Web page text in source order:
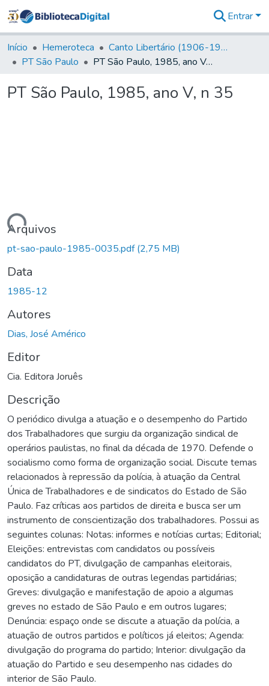
&
Coleções
Tudo na
Digital
Entrar
Início Hemeroteca
Canto Libertário (1906-1995)
PT São Paulo
PT São Paulo, 1985, ano V, n 35
PT São Paulo, 1985, ano V, n 35
Arquivos
pt-sao-paulo-1985-0035.pdf(2,75 MB)
Data
1985-12
Autores
Dias, José Américo
Editor
Cia. Editora Joruês
Descrição
O periódico divulga a atuação e o desempenho do Partido
dos Trabalhadores que surgiu da organização sindical de
operários paulistas, no final da década de 1970. Defende o
socialismo como forma de organização social. Discute temas
relacionados à repressão da polícia, à atuação da Central
Única de Trabalhadores e de sindicatos do Estado de São
Paulo. Faz críticas aos partidos de direita e busca ser um
instrumento de conscientização dos trabalhadores. Possui as
seguintes colunas: Notas: informes e notícias curtas; Editorial;
Eleições: entrevistas com candidatos ou possíveis
candidatos do PT, divulgação de campanhas eleitorais,
oposição a candidaturas de outras legendas partidárias;
Greves: divulgação e manifestação de apoio a algumas
greves no estado de São Paulo e em outros lugares;
Denúncia: espaço onde se discute a atuação da polícia, a
atuação de outros partidos e políticos já eleitos; Agenda:
divulgação do programa do partido; Interior: divulgação da
atuação do Partido e seu desempenho nas cidades do
interior de São Paulo.